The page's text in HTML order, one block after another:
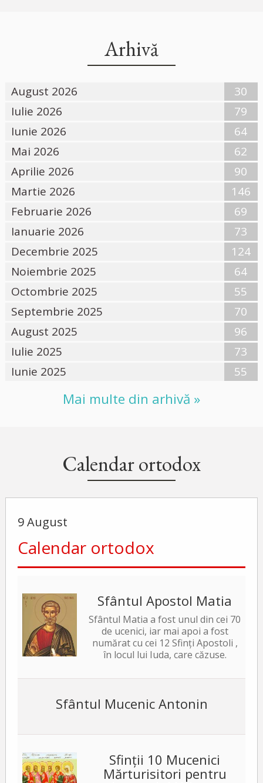
Arhivă
August 2026
30
Iulie 2026
79
Iunie 2026
64
Mai 2026
62
Aprilie 2026
90
Martie 2026
146
Februarie 2026
69
Ianuarie 2026
73
Decembrie 2025
124
Noiembrie 2025
64
Octombrie 2025
55
Septembrie 2025
70
August 2025
96
Iulie 2025
73
Iunie 2025
55
Mai multe din arhivă »
Calendar ortodox
9 August
Calendar ortodox
Sfântul Apostol Matia
Sfântul Matia a fost unul din cei 70
de ucenici, iar mai apoi a fost
numărat cu cei 12 Sfinți Apostoli ,
în locul lui Iuda, care căzuse.
Sfântul Mucenic Antonin
Sfinții 10 Mucenici
Mărturisitori pentru